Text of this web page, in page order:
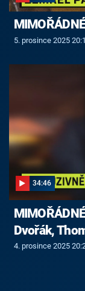
5. prosince 2025
34:46
Dvořák,
4. prosince 2025